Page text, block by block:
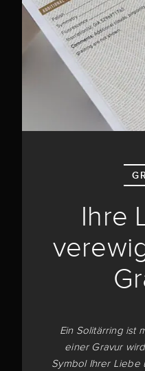
Ihre
Ein Solitärring ist
einer Gravur
Symbol Ihrer Liebe